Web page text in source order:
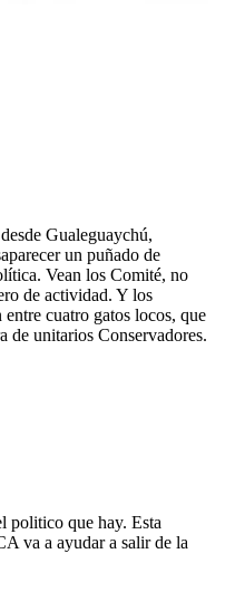
Gualeguaychú,
un puñado de
Vean los Comité, no
de actividad. Y los
cuatro gatos locos, que
de unitarios Conservadores.
politico que hay. Esta
va a ayudar a salir de la